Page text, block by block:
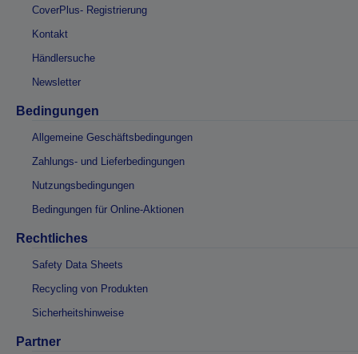
CoverPlus- Registrierung
Kontakt
Händlersuche
Newsletter
Bedingungen
Allgemeine Geschäftsbedingungen
Zahlungs- und Lieferbedingungen
Nutzungsbedingungen
Bedingungen für Online-Aktionen
Rechtliches
Safety Data Sheets
Recycling von Produkten
Sicherheitshinweise
Partner